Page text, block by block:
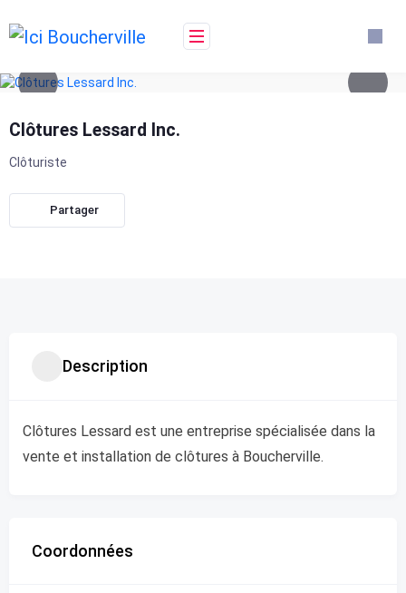
to
content
Clôtures Lessard Inc.
Clôturiste
Partager
Description
Clôtures Lessard est une entreprise spécialisée dans la
vente et installation de clôtures à Boucherville.
Coordonnées